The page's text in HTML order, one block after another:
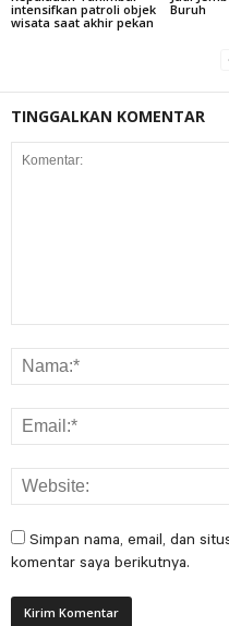
intensifkan patroli objek
wisata saat akhir pekan
Buruh
TINGGALKAN KOMENTAR
Simpan nama, email, dan
komentar saya berikutnya.